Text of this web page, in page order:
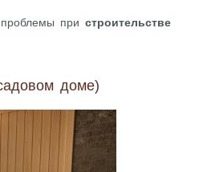
проблемы при строительстве
доме)